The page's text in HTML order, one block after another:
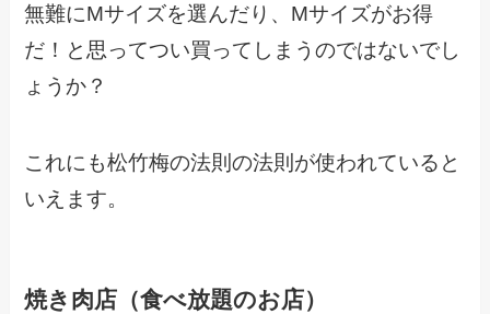
無難にMサイズを選んだり、Mサイズがお得
だ！と思ってつい買ってしまうのではないでし
ょうか？
これにも松竹梅の法則の法則が使われていると
いえます。
焼き肉店（食べ放題のお店）